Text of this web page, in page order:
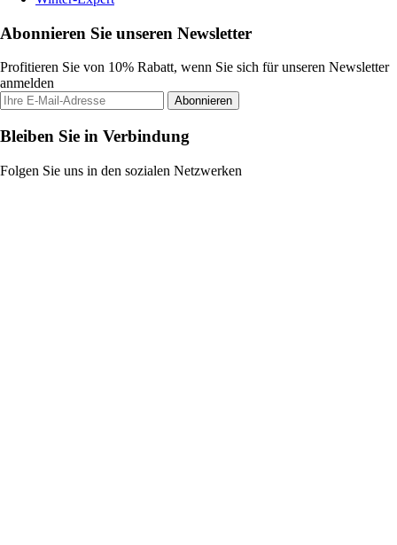
Abonnieren Sie unseren Newsletter
Profitieren Sie von 10% Rabatt, wenn Sie sich für unseren Newsletter
anmelden
Abonnieren
Bleiben Sie in Verbindung
Folgen Sie uns in den sozialen Netzwerken